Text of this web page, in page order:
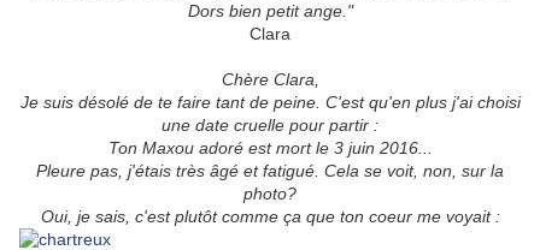
Dors bien petit ange."
Clara
Chère Clara,
Je suis désolé de te faire tant de peine. C'est qu'en plus j'ai choisi
une date cruelle pour partir :
Ton Maxou adoré est mort le 3 juin 2016...
Pleure pas, j'étais très âgé et fatigué. Cela se voit, non, sur la
photo?
Oui, je sais, c'est plutôt comme ça que ton coeur me voyait :